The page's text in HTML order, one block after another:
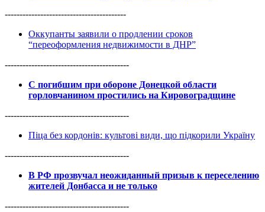
-----------------------------------------
Оккупанты заявили о продлении сроков
“переоформления недвижимости в ДНР”
------------------------------------------
С погибшим при обороне Донецкой области
горловчанином простились на Кировоградщине
------------------------------------------
Піца без кордонів: культові види, що підкорили Україну
------------------------------------------
В РФ прозвучал неожиданный призыв к переселению
жителей Донбасса и не только
------------------------------------------